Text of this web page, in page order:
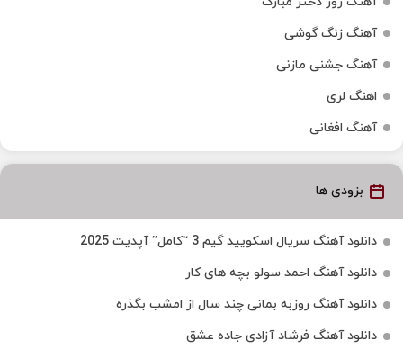
آهنگ زنگ گوشی
آهنگ جشنی مازنی
اهنگ لری
آهنگ افغانی
بزودی ها
دانلود آهنگ سریال اسکویید گیم 3 “کامل” آپدیت 2025
دانلود آهنگ احمد سولو بچه های کار
دانلود آهنگ روزبه بمانی چند سال از امشب بگذره
دانلود آهنگ فرشاد آزادی جاده عشق